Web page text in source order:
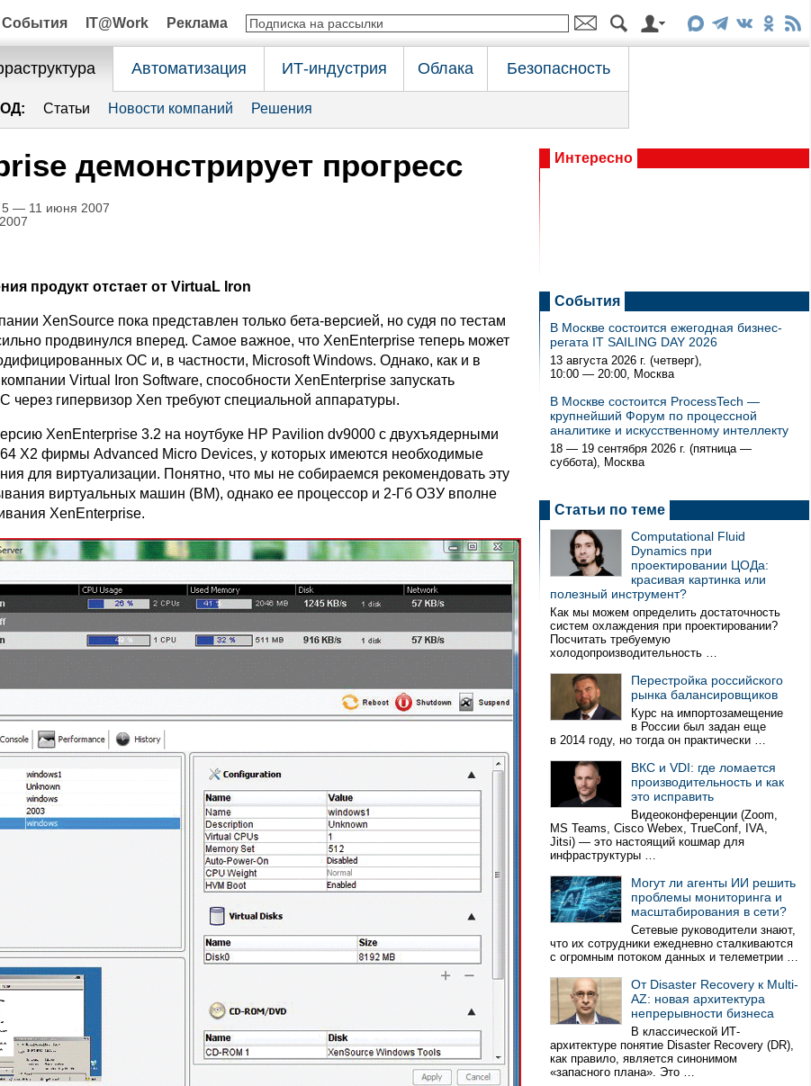
События IT@Work Реклама
Автоматизация ИТ-индустрия Облака Безопасность
Статьи Новости компаний Решения
демонстрирует прогресс
5 — 11 июня 2007
продукт отстает от VirtuaL Iron
XenSource пока представлен только бета-версией, но судя по тестам
продвинулся вперед. Самое важное, что XenEnterprise теперь может
ОС и, в частности, Microsoft Windows. Однако, как и в
Virtual Iron Software, способности XenEnterprise запускать
через гипервизор Xen требуют специальной аппаратуры.
XenEnterprise 3.2 на ноутбуке HP Pavilion dv9000 с двухъядерными
X2 фирмы Advanced Micro Devices, у которых имеются необходимые
для виртуализации. Понятно, что мы не собираемся рекомендовать эту
виртуальных машин (ВМ), однако ее процессор и 2-Гб ОЗУ вполне
XenEnterprise.
Интересно
События
В Москве состоится ежегодная бизнес-
регата IT SAILING DAY 2026
13 августа 2026 г. (четверг),
10:00 — 20:00, Москва
В Москве состоится ProcessTech —
крупнейший Форум по процессной
аналитике и искусственному интеллекту
18 — 19 сентября 2026 г. (пятница —
суббота), Москва
Статьи по теме
Computational Fluid
Dynamics при
проектировании ЦОДа:
красивая картинка или
полезный инструмент?
Как мы можем определить достаточность
систем охлаждения при проектировании?
Посчитать требуемую
холодопроизводительность …
Перестройка российского
рынка балансировщиков
Курс на импортозамещение
в России был задан еще
в 2014 году, но тогда он практически …
ВКС и VDI: где ломается
производительность и как
это исправить
Видеоконференции (Zoom,
MS Teams, Cisco Webex, TrueConf, IVA,
Jitsi) — это настоящий кошмар для
инфраструктуры …
Могут ли агенты ИИ решить
проблемы мониторинга и
масштабирования в сети?
Сетевые руководители знают,
что их сотрудники ежедневно сталкиваются
с огромным потоком данных и телеметрии …
От Disaster Recovery к Multi-
AZ: новая архитектура
непрерывности бизнеса
В классической ИТ-
архитектуре понятие Disaster Recovery (DR),
как правило, является синонимом
«запасного плана». Это …